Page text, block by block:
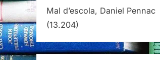
Mal d’escola, Daniel Pennac
(13.204)